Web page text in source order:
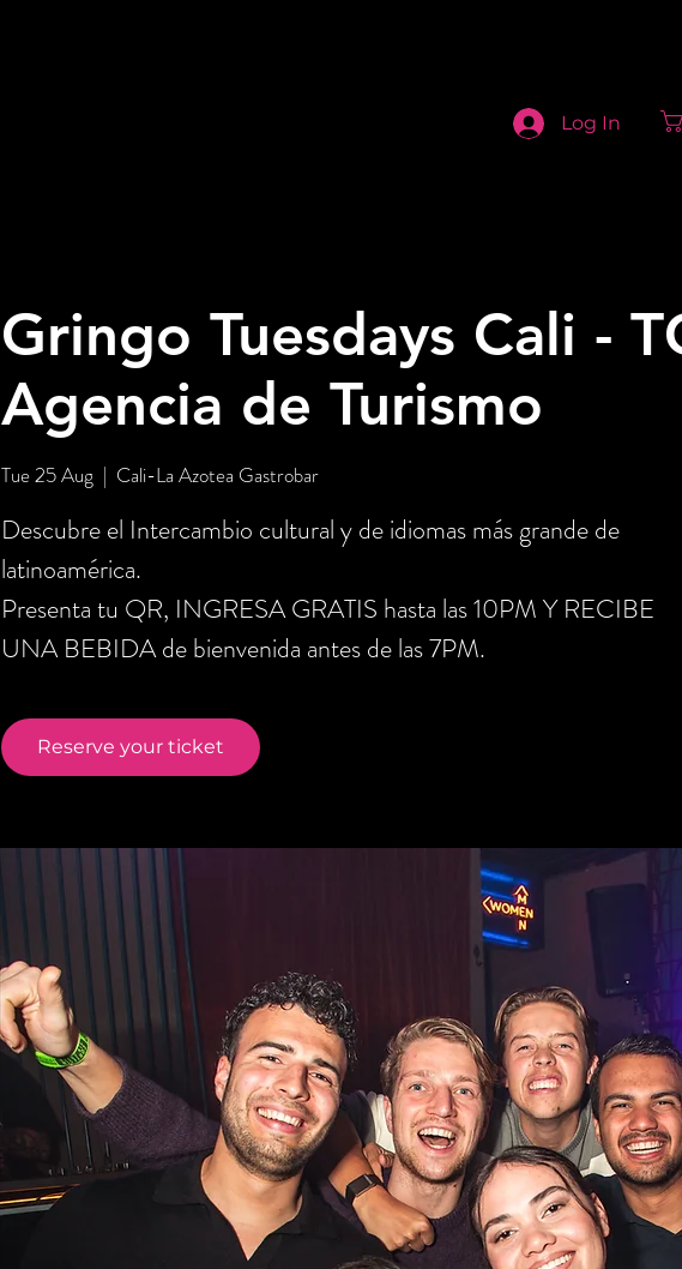
Log In
Gringo Tuesdays Cali -
Agencia de Turismo
Tue 25 Aug
  |
Cali-La Azotea Gastrobar
Descubre el Intercambio cultural y de idiomas más grande de
latinoamérica.
Presenta tu QR, INGRESA GRATIS hasta las 10PM Y RECIBE
UNA BEBIDA de bienvenida antes de las 7PM.
Reserve your ticket